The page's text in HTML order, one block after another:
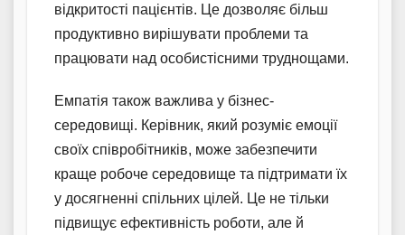
відкритості пацієнтів. Це дозволяє більш
продуктивно вирішувати проблеми та
працювати над особистісними труднощами.
Емпатія також важлива у бізнес-
середовищі. Керівник, який розуміє емоції
своїх співробітників, може забезпечити
краще робоче середовище та підтримати їх
у досягненні спільних цілей. Це не тільки
підвищує ефективність роботи, але й